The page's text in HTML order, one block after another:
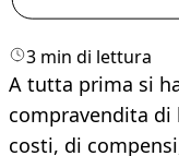
3 min di lettura
A tutta prima si
compravendita di
costi, di